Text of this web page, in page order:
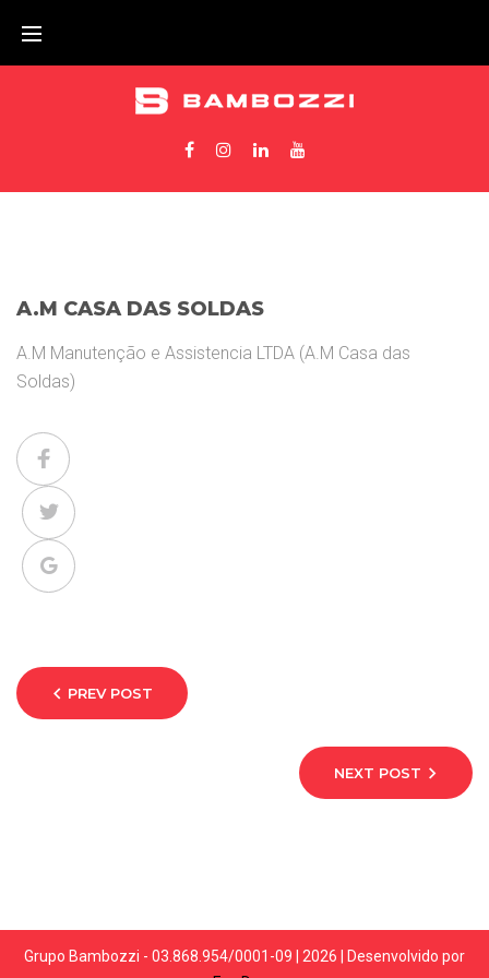
A.M CASA DAS SOLDAS
A.M Manutenção e Assistencia LTDA (A.M Casa das
Soldas)
PREV POST
NEXT POST
Grupo Bambozzi - 03.868.954/0001-09 | 2026 | Desenvolvido por